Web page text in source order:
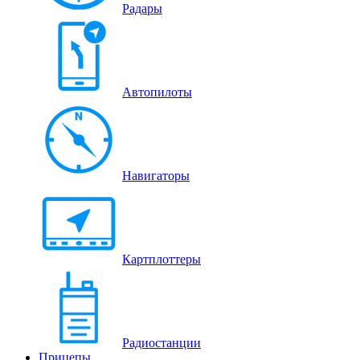
Радары
Автопилоты
Навигаторы
Картплоттеры
Радиостанции
Прицепы